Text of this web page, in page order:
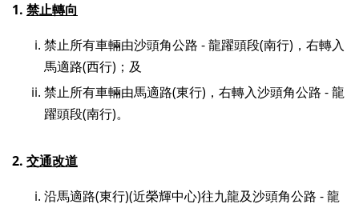
1. 禁止轉向
禁止所有車輛由沙頭角公路 - 龍躍頭段(南行)，右轉入
馬適路(西行)；及
禁止所有車輛由馬適路(東行)，右轉入沙頭角公路 - 龍
躍頭段(南行)。
2. 交通改道
沿馬適路(東行)(近榮輝中心)往九龍及沙頭角公路 - 龍